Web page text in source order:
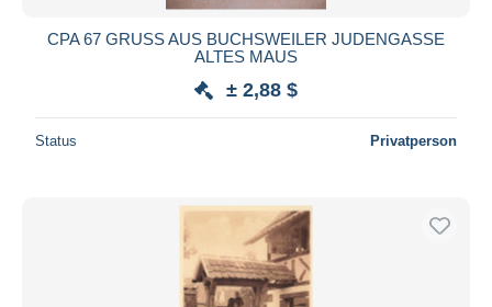
CPA 67 GRUSS AUS BUCHSWEILER JUDENGASSE
ALTES MAUS
± 2,88 $
Status Privatperson